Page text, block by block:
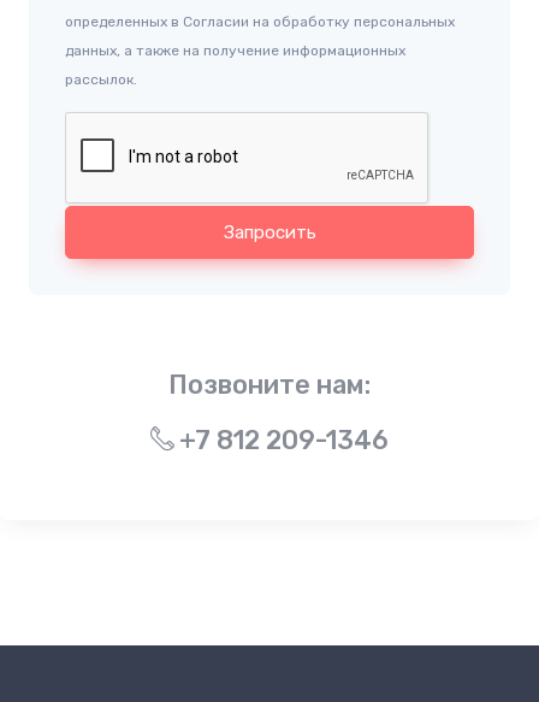
определенных в Согласии на обработку персональных
данных, а также на получение информационных
рассылок.
Запросить
Позвоните нам:
+7 812 209-1346